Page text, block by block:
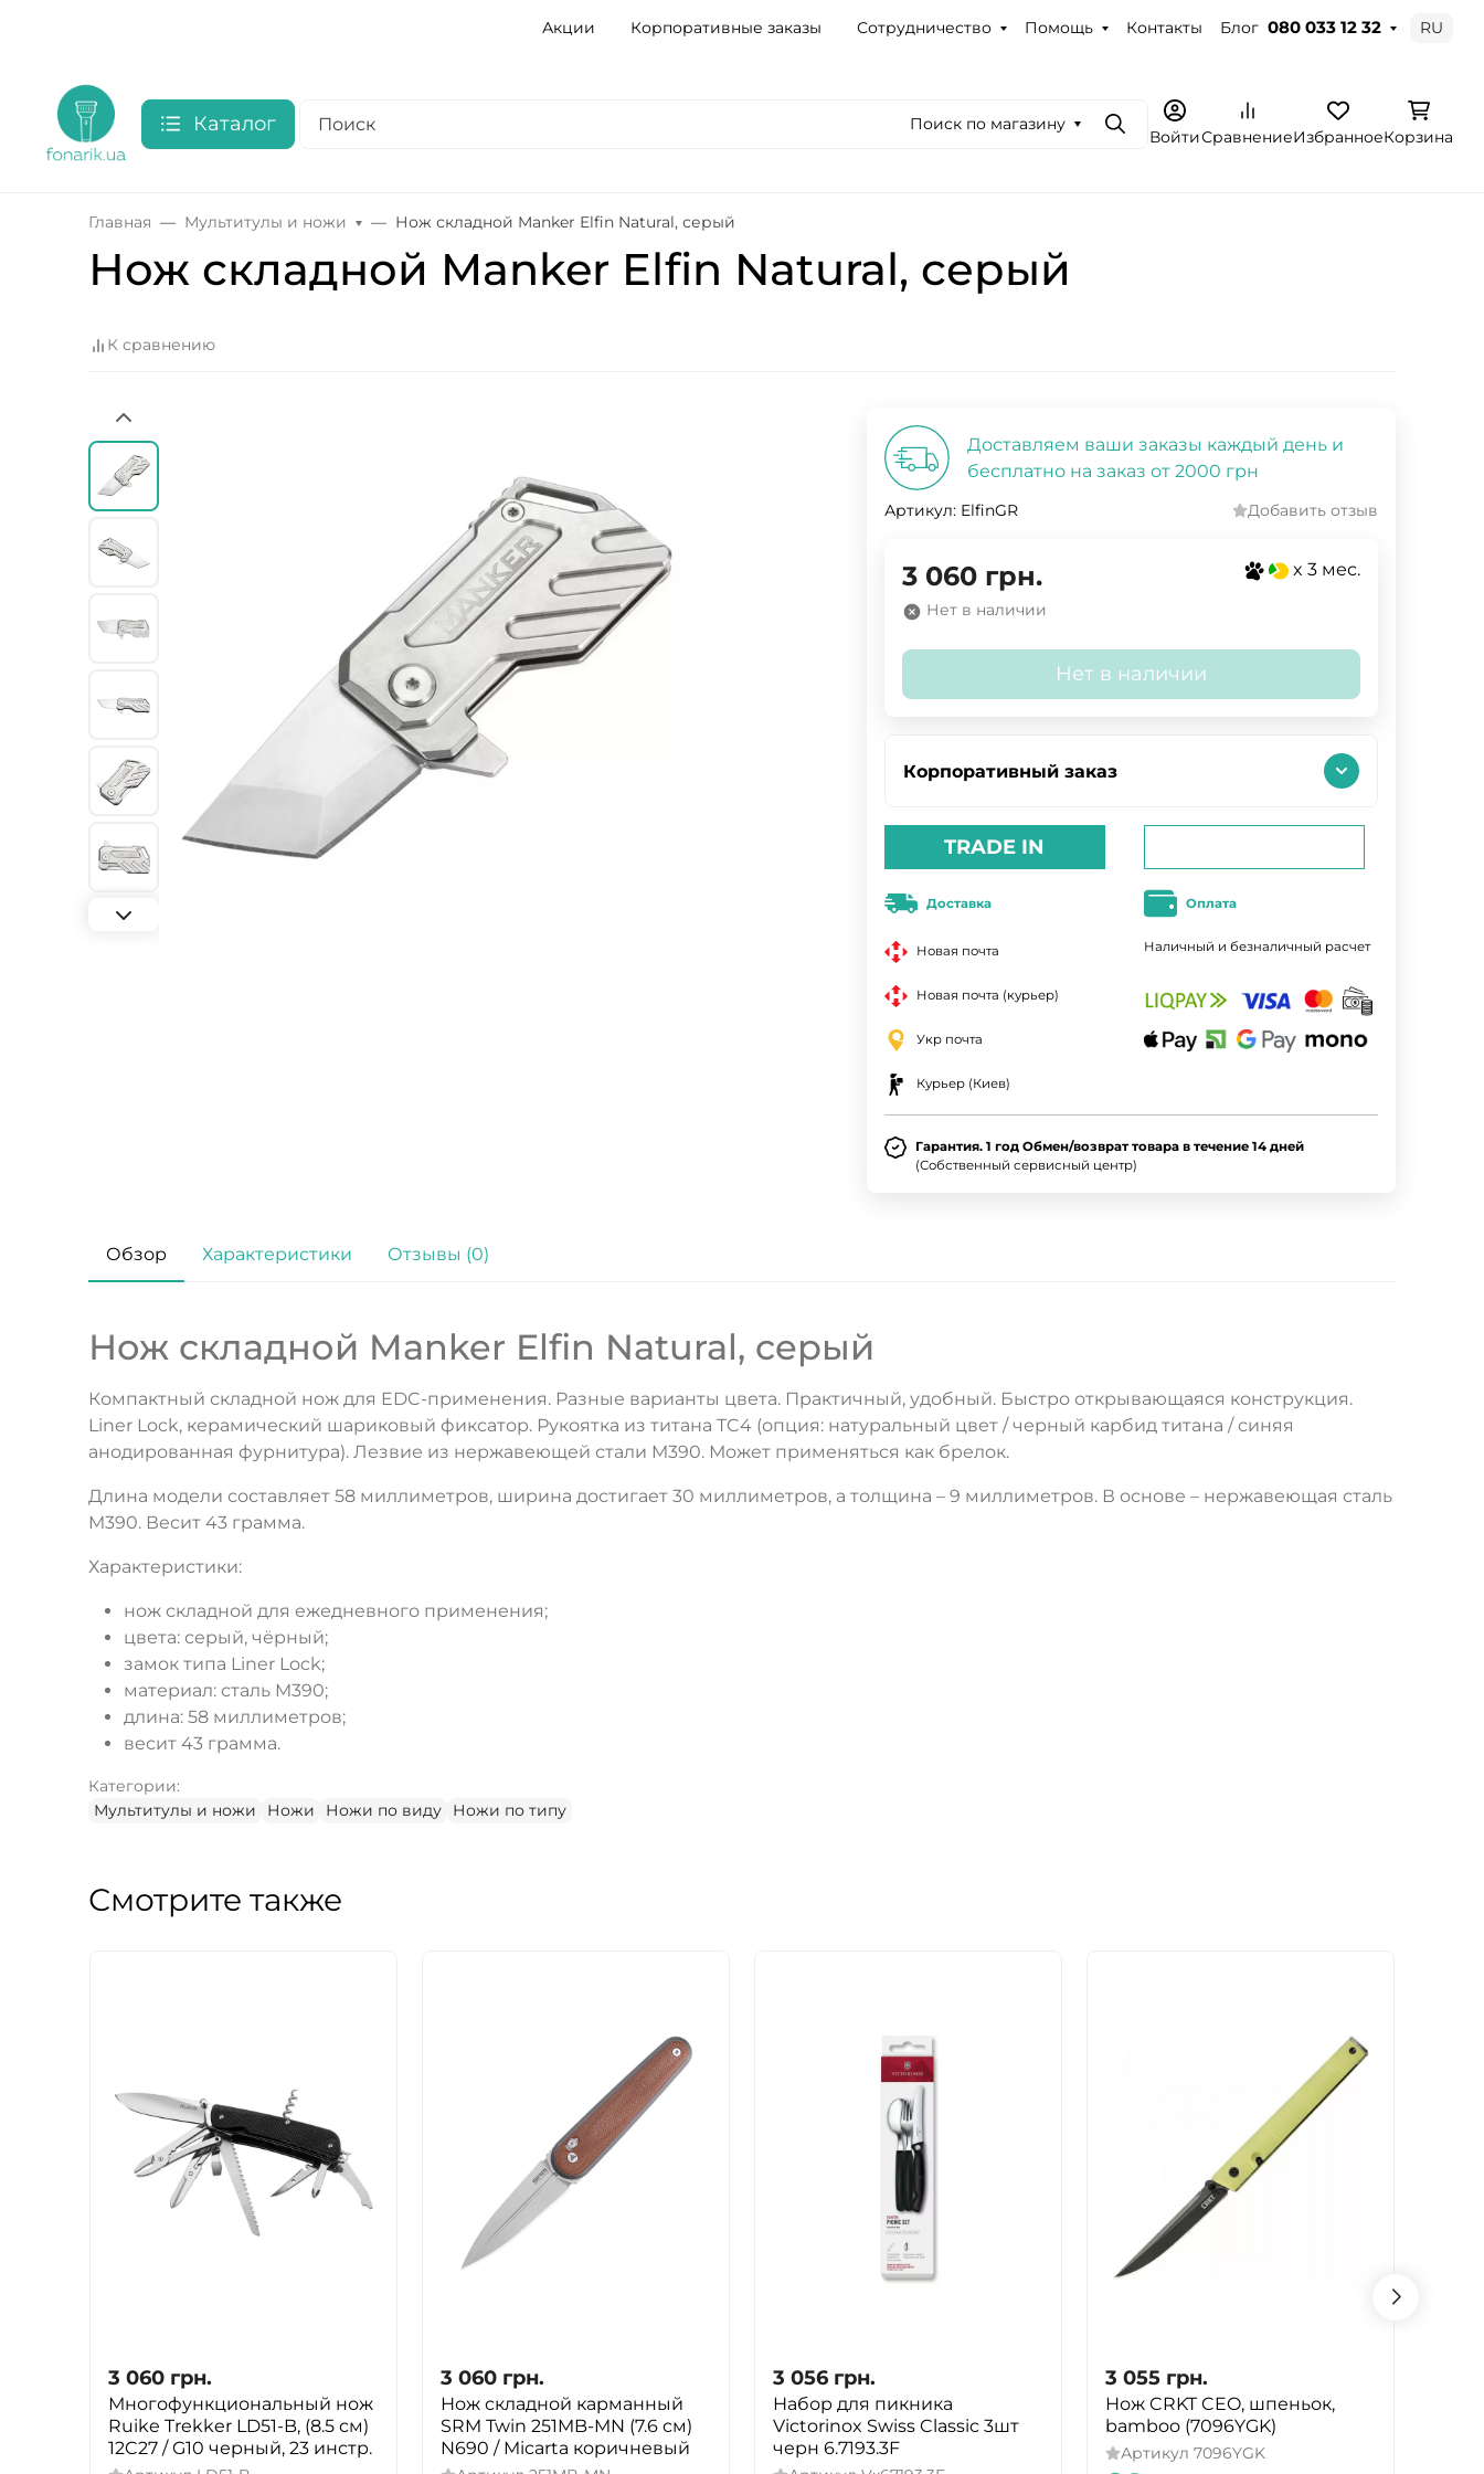
Акции Корпоративные заказы Сотрудничество Помощь Контакты Блог 080 033 12 32 RU
Каталог Поиск по магазину
ПоискВойтиСравнениеИзбранноеКорзина
Главная Мультитулы и ножи Нож складной Manker Elfin Natural, серый
Нож складной Manker Elfin Natural, серый
К сравнению
Доставляем ваши заказы каждый день и
бесплатно на заказ от 2000 грн
Артикул: ElfinGR Добавить отзыв
3 060 грн. x 3 мес.
Нет в наличии
Нет в наличии
Корпоративный заказ
TRADE IN
Доставка
Новая почта
Новая почта (курьер)
Укр почта
Курьер (Киев)
Оплата
Наличный и безналичный расчет
Гарантия. 1 год Обмен/возврат товара в течение 14 дней
(Собственный сервисный центр)
Обзор Характеристики Отзывы (0)
Нож складной Manker Elfin Natural, серый
Компактный складной нож для EDC-применения. Разные варианты цвета. Практичный, удобный. Быстро открывающаяся конструкция.
Liner Lock, керамический шариковый фиксатор. Рукоятка из титана TC4 (опция: натуральный цвет / черный карбид титана / синяя
анодированная фурнитура). Лезвие из нержавеющей стали M390. Может применяться как брелок.
Длина модели составляет 58 миллиметров, ширина достигает 30 миллиметров, а толщина – 9 миллиметров. В основе – нержавеющая сталь
M390. Весит 43 грамма.
Характеристики:
нож складной для ежедневного применения;
цвета: серый, чёрный;
замок типа Liner Lock;
материал: сталь M390;
длина: 58 миллиметров;
весит 43 грамма.
Категории:
Мультитулы и ножи
Ножи Ножи по виду Ножи по типу
Смотрите также
3 060 грн.
Многофункциональный нож
Ruike Trekker LD51-B, (8.5 см)
12C27 / G10 черный, 23 инстр.
3 060 грн.
Нож складной карманный
SRM Twin 251MB-MN (7.6 см)
N690 / Micarta коричневый
3 056 грн.
Набор для пикника
Victorinox Swiss Classic 3шт
черн 6.7193.3F
3 055 грн.
Нож CRKT CEO, шпеньок,
bamboo (7096YGK)
Артикул 7096YGK